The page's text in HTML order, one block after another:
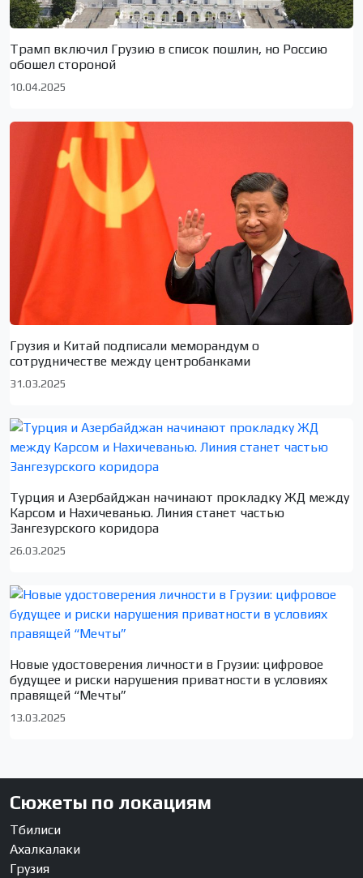
Трамп включил Грузию в список пошлин, но Россию
обошел стороной
10.04.2025
Грузия и Китай подписали меморандум о
сотрудничестве между центробанками
31.03.2025
Турция и Азербайджан начинают прокладку ЖД между
Карсом и Нахичеванью. Линия станет частью
Зангезурского коридора
26.03.2025
Новые удостоверения личности в Грузии: цифровое
будущее и риски нарушения приватности в условиях
правящей “Мечты”
13.03.2025
Сюжеты по локациям
Тбилиси
Ахалкалаки
Грузия